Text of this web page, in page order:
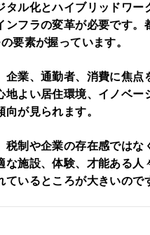
タル化とハイブリッドワー
ンフラの変革が必要です。
要素が握っています。
企業、通勤者、消費に焦点
地よい居住環境、イノベー
が見られます。
税制や企業の存在感ではな
な施設、体験、才能ある人
ているところが大きいので